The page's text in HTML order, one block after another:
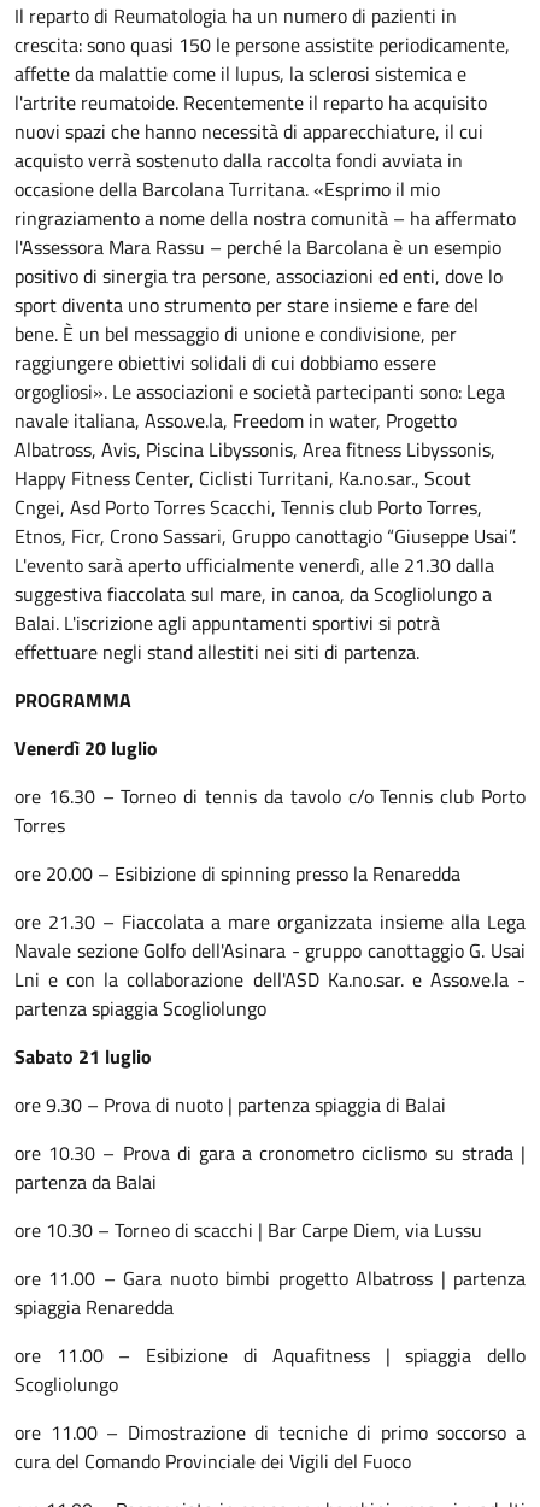
Il reparto di Reumatologia ha un numero di pazienti in
crescita: sono quasi 150 le persone assistite periodicamente,
affette da malattie come il lupus, la sclerosi sistemica e
l'artrite reumatoide. Recentemente il reparto ha acquisito
nuovi spazi che hanno necessità di apparecchiature, il cui
acquisto verrà sostenuto dalla raccolta fondi avviata in
occasione della Barcolana Turritana. «Esprimo il mio
ringraziamento a nome della nostra comunità – ha affermato
l'Assessora Mara Rassu – perché la Barcolana è un esempio
positivo di sinergia tra persone, associazioni ed enti, dove lo
sport diventa uno strumento per stare insieme e fare del
bene. È un bel messaggio di unione e condivisione, per
raggiungere obiettivi solidali di cui dobbiamo essere
orgogliosi». Le associazioni e società partecipanti sono: Lega
navale italiana, Asso.ve.la, Freedom in water, Progetto
Albatross, Avis, Piscina Libyssonis, Area fitness Libyssonis,
Happy Fitness Center, Ciclisti Turritani, Ka.no.sar., Scout
Cngei, Asd Porto Torres Scacchi, Tennis club Porto Torres,
Etnos, Ficr, Crono Sassari, Gruppo canottagio “Giuseppe Usai”.
L'evento sarà aperto ufficialmente venerdì, alle 21.30 dalla
suggestiva fiaccolata sul mare, in canoa, da Scogliolungo a
Balai. L'iscrizione agli appuntamenti sportivi si potrà
effettuare negli stand allestiti nei siti di partenza.
PROGRAMMA
Venerdì 20 luglio
ore 16.30 – Torneo di tennis da tavolo c/o Tennis club Porto
Torres
ore 20.00 – Esibizione di spinning presso la Renaredda
ore 21.30 – Fiaccolata a mare organizzata insieme alla Lega
Navale sezione Golfo dell'Asinara - gruppo canottaggio G. Usai
Lni e con la collaborazione dell'ASD Ka.no.sar. e Asso.ve.la -
partenza spiaggia Scogliolungo
Sabato 21 luglio
ore 9.30 – Prova di nuoto | partenza spiaggia di Balai
ore 10.30 – Prova di gara a cronometro ciclismo su strada |
partenza da Balai
ore 10.30 – Torneo di scacchi | Bar Carpe Diem, via Lussu
ore 11.00 – Gara nuoto bimbi progetto Albatross | partenza
spiaggia Renaredda
ore 11.00 – Esibizione di Aquafitness | spiaggia dello
Scogliolungo
ore 11.00 – Dimostrazione di tecniche di primo soccorso a
cura del Comando Provinciale dei Vigili del Fuoco